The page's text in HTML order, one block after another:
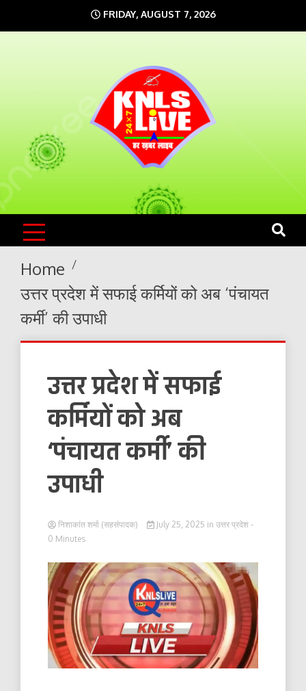
to
FRIDAY, AUGUST 7, 2026
KNLS LIVE
India`s No.1 News Portal
Home
उत्तर प्रदेश में सफाई कर्मियों को अब ‘पंचायत
कर्मी’ की उपाधी
उत्तर प्रदेश में सफाई
कर्मियों को अब
‘पंचायत कर्मी’ की
उपाधी
निशाकांत शर्मा (सहसंपादक) July 25, 2025 in उत्तर प्रदेश -
0 Minutes